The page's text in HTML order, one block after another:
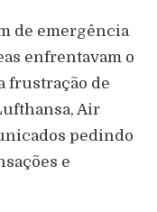
de emergência
enfrentavam o
frustração de
Air
pedindo
e